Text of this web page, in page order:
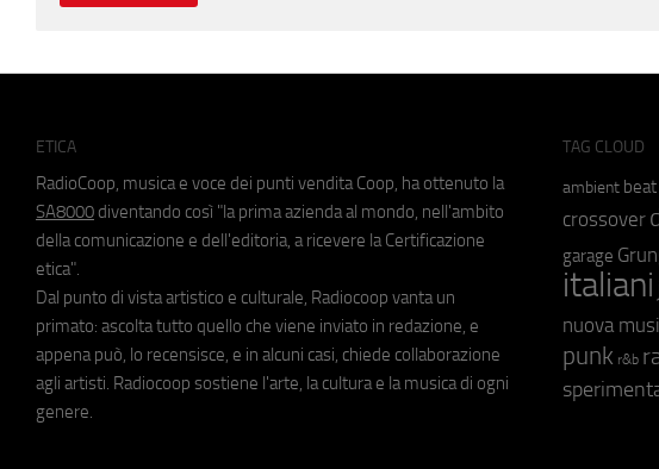
ETICA
RadioCoop, musica e voce dei punti vendita Coop, ha ottenuto la
SA8000 diventando così "la prima azienda al mondo, nell'ambito
della comunicazione e dell'editoria, a ricevere la Certificazione
etica".
Dal punto di vista artistico e culturale, Radiocoop vanta un
primato: ascolta tutto quello che viene inviato in redazione, e
appena può, lo recensisce, e in alcuni casi, chiede collaborazione
agli artisti. Radiocoop sostiene l'arte, la cultura e la musica di ogni
genere.
TAG CLOUD
ambient beat
crossover
garage
italiani
nuova
punk r&b